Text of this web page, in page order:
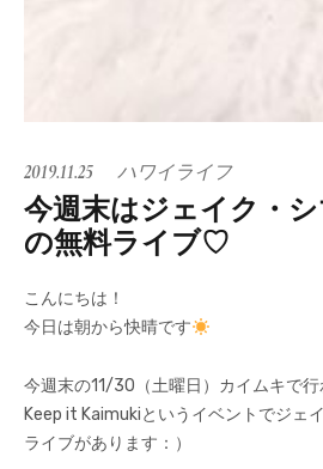
2019.11.25 ハワイライフ
今週末はジェイク・
の無料ライブ♡
こんにちは！
今日は朝から快晴です
今週末の11/30（土曜日）カイムキで行
Keep it Kaimukiというイベントでジェ
ライブがあります：）